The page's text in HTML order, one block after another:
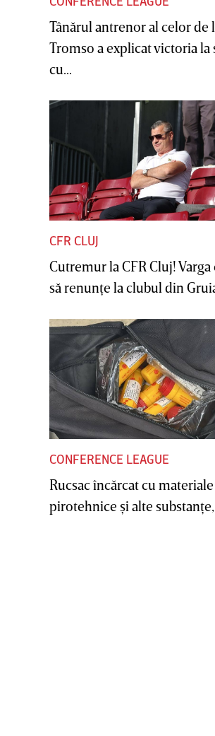
Tânărul antrenor al celor de
Tromso a explicat victoria la
cu...
CFR CLUJ
Cutremur la CFR Cluj! Varga
să renunţe la clubul din
CONFERENCE LEAGUE
Rucsac încărcat cu materiale
pirotehnice şi alte substanţe,